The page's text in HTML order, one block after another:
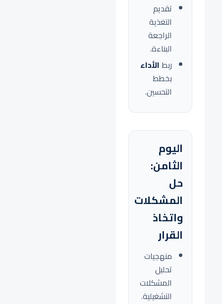
تقديم
التغذية
الراجعة
البناءة.
ربطالأداء
بخطط
التحسين.
اليوم
الثامن:
حل
المشكلات
واتخاذ
القرار
منهجيات
تحليل
المشكلات
التشغيلية.